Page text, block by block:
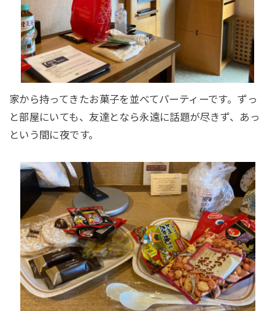
家から持ってきたお菓子を並べてパーティーです。ずっ
と部屋にいても、友達となら永遠に話題が尽きず、あっ
という間に夜です。